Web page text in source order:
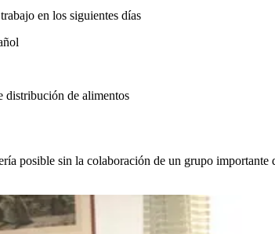
en los siguientes días
distribución de alimentos
posible sin la colaboración de un grupo